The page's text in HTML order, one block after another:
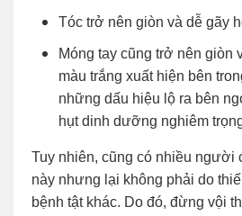
Tóc trở nên giòn và dễ gãy
Móng tay cũng trở nên giòn
màu trắng xuất hiện bên
những dấu hiệu lộ ra bên
hụt dinh dưỡng nghiêm
Tuy nhiên, cũng có nhiều người
này nhưng lại không phải do
bệnh tật khác. Do đó, đừng vội